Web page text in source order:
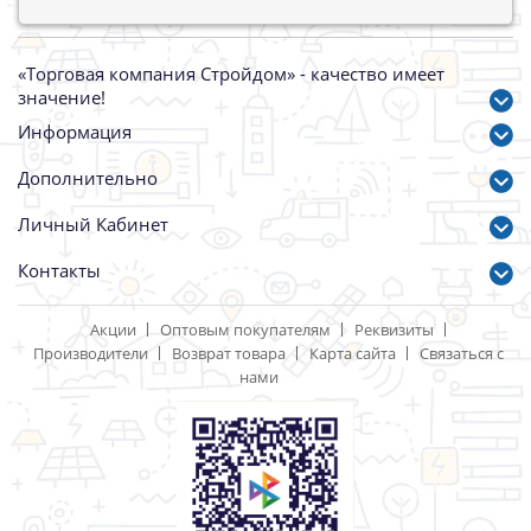
«Торговая компания Стройдом» - качество имеет
значение!
Информация
Дополнительно
Личный Кабинет
Контакты
Акции Оптовым покупателям
Реквизиты
Производители
Возврат товара Карта сайта
Связаться с
нами